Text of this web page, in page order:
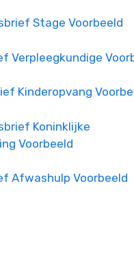
Stage Voorbeeld
Verpleegkundige
Kinderopvang
Koninklijke
Voorbeeld
Afwashulp Voorbeeld